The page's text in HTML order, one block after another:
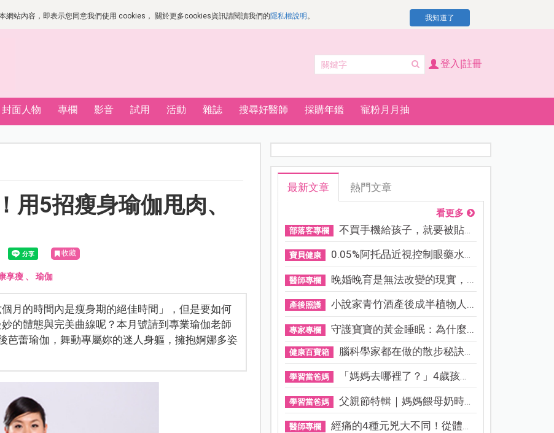
站內容，即表示您同意我們使用 cookies， 關於更多cookies資訊請閱讀我們的隱私權說明 。 我知道了
登入|註冊
封面人物 專欄 影音 試用 活動 雜誌 搜尋好醫師 採購年鑑 寵粉月月抽
用5招瘦身瑜伽甩肉、
收藏
享瘦、 瑜伽
月的時間內是瘦身期的絕佳時間」，但是要如何
的體態與完美曲線呢？本月號請到專業瑜伽老師
芭蕾瑜伽，舞動專屬妳的迷人身軀，擁抱婀娜多姿
最新文章 熱門文章
看更多
部落客專欄 不買手機給孩子，就要被貼「...
寶貝健康 0.05%阿托品近視控制眼藥水納...
醫師專欄 晚婚晚育是無法改變的現實，...
產後照護 小說家青竹酒產後成半植物人...
專家專欄 守護寶寶的黃金睡眠：為什麼...
健康百寶箱 腦科學家都在做的散步秘訣！...
學習當爸媽 「媽媽去哪裡了？」4歲孩子還...
學習當爸媽 父親節特輯｜媽媽餵母奶時，...
醫師專欄 經痛的4種元兇大不同！從體質...